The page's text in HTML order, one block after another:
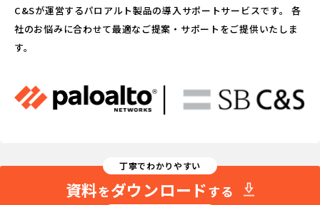
C&Sが運営するパロアルト製品の導入サポートサービスです。
各
社のお悩みに合わせて最適なご提案・サポートをご提供いたしま
す。
丁寧でわかりやすい
資料をダウンロードする